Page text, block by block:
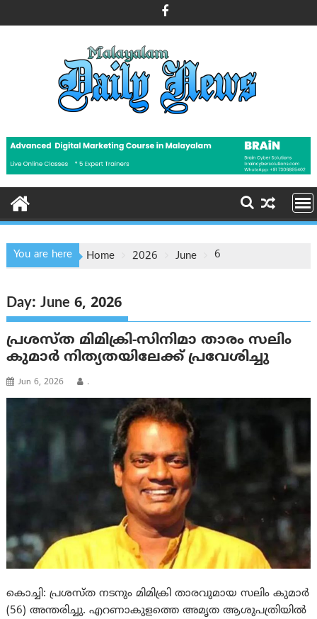
to
You are here Home 2026 June 6
Day:June 6, 2026
പ്രശസ്ത മിമിക്രി-സിനിമാ താരം സലിം
കുമാര്‍ നിത്യതയിലേക്ക് പ്രവേശിച്ചു
Jun 6, 2026 .
കൊച്ചി: പ്രശസ്ത നടനും മിമിക്രി താരവുമായ സലിം കുമാർ
(56) അന്തരിച്ചു. എറണാകുളത്തെ അമൃത ആശുപത്രിയിൽ